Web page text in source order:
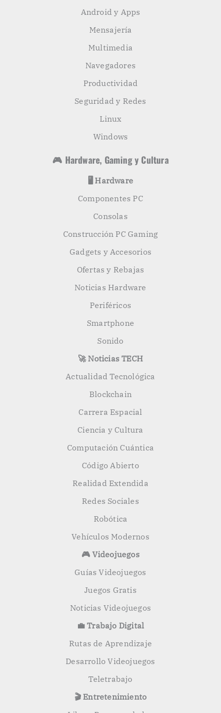
Android y Apps
Mensajería
Multimedia
Navegadores
Productividad
Seguridad y Redes
Linux
Windows
🎮 Hardware, Gaming y Cultura
🖥️ Hardware
Componentes PC
Consolas
Construcción PC Gaming
Gadgets y Accesorios
Ofertas y Rebajas
Noticias Hardware
Periféricos
Smartphone
Sonido
🚀 Noticias TECH
Actualidad Tecnológica
Blockchain
Carrera Espacial
Ciencia y Cultura
Computación Cuántica
Código Abierto
Realidad Extendida
Redes Sociales
Robótica
Vehículos Modernos
🎮 Videojuegos
Guías Videojuegos
Juegos Gratis
Noticias Videojuegos
💼 Trabajo Digital
Rutas de Aprendizaje
Desarrollo Videojuegos
Teletrabajo
🎬 Entretenimiento